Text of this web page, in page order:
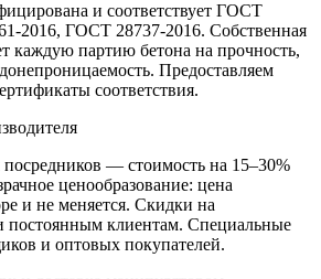
и соответствует ГОСТ
2016, ГОСТ 28737-2016. Собственная
каждую партию бетона на прочность,
Предоставляем
соответствия.
посредников — стоимость на 15–30%
ценообразование: цена
и не меняется. Скидки на
постоянным клиентам. Специальные
и оптовых покупателей.